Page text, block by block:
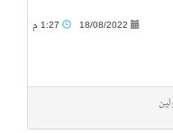
18/08/2022